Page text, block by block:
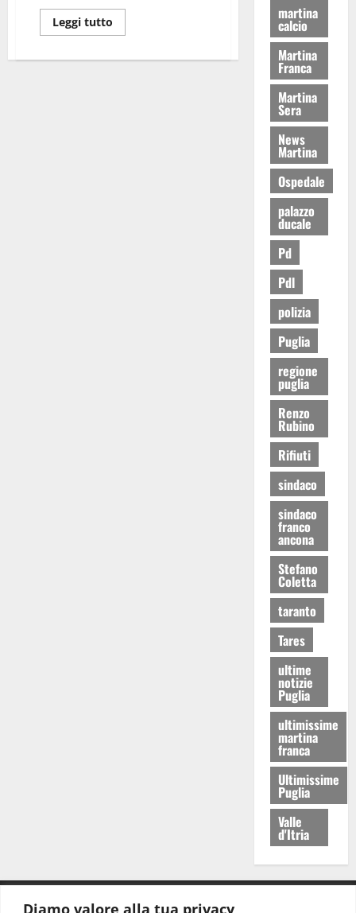
Diamo valore alla tua privacy
Leggi tutto
martina
calcio
Martina
Franca
Martina
Sera
News
Martina
Ospedale
palazzo
ducale
Pd
Pdl
polizia
Puglia
regione
puglia
Renzo
Rubino
Rifiuti
sindaco
sindaco
franco
ancona
Stefano
Coletta
taranto
Tares
ultime
notizie
Puglia
ultimissime
martina
franca
Ultimissime
Puglia
Valle
d'Itria